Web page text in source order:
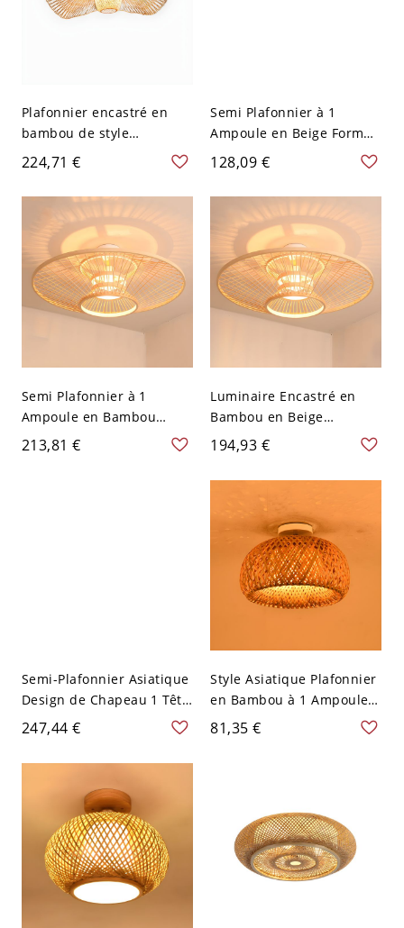
Plafonnier encastré en
bambou de style
asiatique, luminaire
encastré à une lumière
pour chambre à coucher -
110 V-120 V Chapeau Petit
224,71 €
Semi Plafonnier à 1
Ampoule en Beige Forme
de Tambour Luminaire
Semi Encastré Asiatique -
110 V-120 V 40,64 cm
128,09 €
Semi Plafonnier à 1
Ampoule en Bambou
Cercle en Beige Luminaire
Semi Encastré Asiatique -
213,81 €
Luminaire Encastré en
Bambou en Beige
Plafonnier Asiatique
Forme de Lanterne à 1
Tête - 110 V-120 V 40,64
194,93 €
Semi-Plafonnier Asiatique
Design de Chapeau 1 Tête
Lampe Semi-Encastrée en
Bambou en Beige - 110 V-
120 V 54,61 cm
247,44 €
Style Asiatique Plafonnier
en Bambou à 1 Ampoule
Luminaire Encastré pour
Balcon - 110 V-120 V Dôme
81,35 €